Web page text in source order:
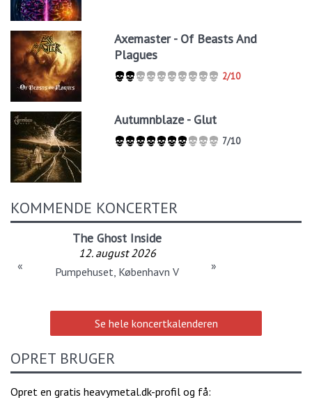
Axemaster - Of Beasts And
Plagues
2/10
Autumnblaze - Glut
7/10
KOMMENDE KONCERTER
The Ghost Inside
12. august 2026
Pumpehuset, København V
« »
Se hele koncertkalenderen
OPRET BRUGER
Opret en gratis heavymetal.dk-profil og få: